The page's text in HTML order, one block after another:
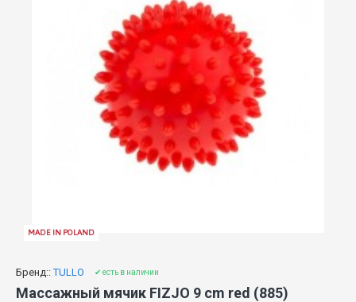
MADE IN POLAND
Бренд:: TULLO ✔ есть в наличии
Массажный мячик FIZJO 9 cm red (885)